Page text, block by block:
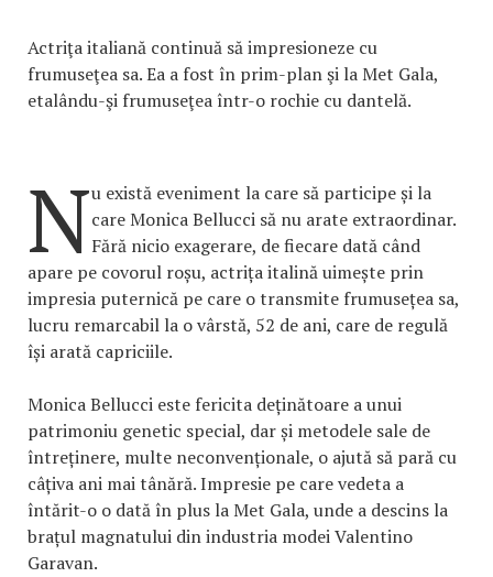
Actriţa italiană continuă să impresioneze cu
frumuseţea sa. Ea a fost în prim-plan şi la Met Gala,
etalându-şi frumuseţea într-o rochie cu dantelă.
Nu există eveniment la care să participe și la
care Monica Bellucci să nu arate extraordinar.
Fără nicio exagerare, de fiecare dată când
apare pe covorul roșu, actrița italină uimește prin
impresia puternică pe care o transmite frumusețea sa,
lucru remarcabil la o vârstă, 52 de ani, care de regulă
își arată capriciile.
Monica Bellucci este fericita deținătoare a unui
patrimoniu genetic special, dar și metodele sale de
întreținere, multe neconvenționale, o ajută să pară cu
câțiva ani mai tânără. Impresie pe care vedeta a
întărit-o o dată în plus la Met Gala, unde a descins la
brațul magnatului din industria modei Valentino
Garavan.